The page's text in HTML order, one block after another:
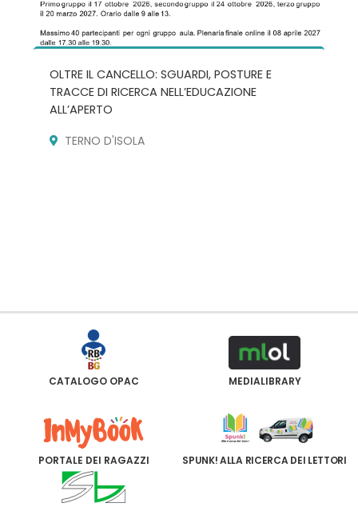
OLTRE IL CANCELLO: SGUARDI, POSTURE E
TRACCE DI RICERCA NELL’EDUCAZIONE
ALL’APERTO
TERNO D'ISOLA
CATALOGO OPAC MEDIALIBRARY
PORTALE DEI RAGAZZI SPUNK! ALLA RICERCA DEI LETTORI